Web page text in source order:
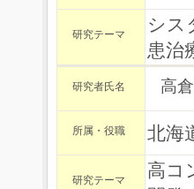
研究テーマ
シス
患治
研究者氏名 高
所属・役職 北海
研究テーマ
高コ